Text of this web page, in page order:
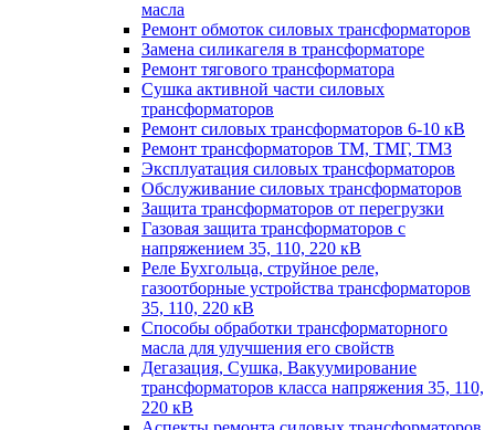
масла
Ремонт обмоток силовых трансформаторов
Замена силикагеля в трансформаторе
Ремонт тягового трансформатора
Сушка активной части силовых
трансформаторов
Ремонт силовых трансформаторов 6-10 кВ
Ремонт трансформаторов ТМ, ТМГ, ТМЗ
Эксплуатация силовых трансформаторов
Обслуживание силовых трансформаторов
Защита трансформаторов от перегрузки
Газовая защита трансформаторов с
напряжением 35, 110, 220 кВ
Реле Бухгольца, струйное реле,
газоотборные устройства трансформаторов
35, 110, 220 кВ
Способы обработки трансформаторного
масла для улучшения его свойств
Дегазация, Сушка, Вакуумирование
трансформаторов класса напряжения 35, 110,
220 кВ